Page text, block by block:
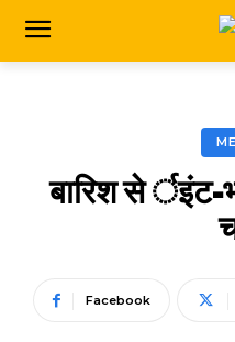
बारिश से र्इंट-
Facebook